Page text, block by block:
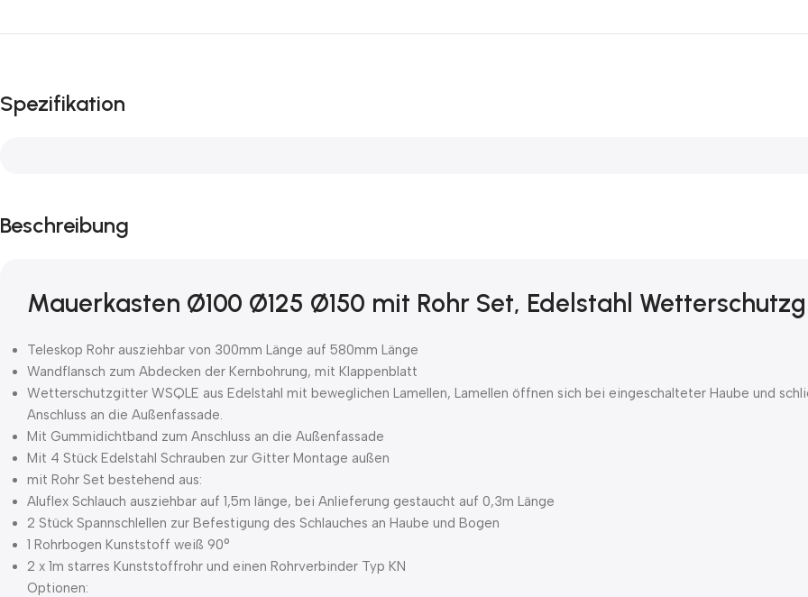
Spezifikation
Beschreibung
Mauerkasten Ø100 Ø125 Ø150 mit Rohr Set, Edelstahl
Teleskop Rohr ausziehbar von 300mm Länge auf 580mm Länge
Wandflansch zum Abdecken der Kernbohrung, mit Klappenblatt
Wetterschutzgitter WSQLE aus Edelstahl mit beweglichen Lamellen, Lamellen öffnen sich bei eingeschalteter Haube und
Anschluss an die Außenfassade.
Mit Gummidichtband zum Anschluss an die Außenfassade
Mit 4 Stück Edelstahl Schrauben zur Gitter Montage außen
mit Rohr Set bestehend aus:
Aluflex Schlauch ausziehbar auf 1,5m länge, bei Anlieferung gestaucht auf 0,3m Länge
2 Stück Spannschlellen zur Befestigung des Schlauches an Haube und Bogen
1 Rohrbogen Kunststoff weiß 90°
2 x 1m starres Kunststoffrohr und einen Rohrverbinder Typ KN
Optionen: